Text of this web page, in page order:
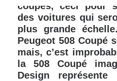
coupés, ceci pour
des voitures qui
plus grande
Peugeot 508 Coupé
mais, c’est
la 508 Coupé
Design